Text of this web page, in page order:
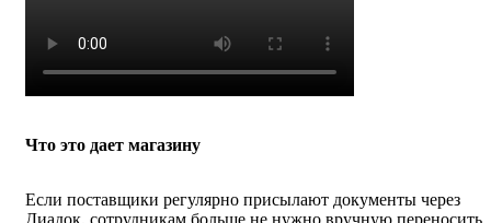
Что это дает магазину
Если поставщики регулярно присылают документы через